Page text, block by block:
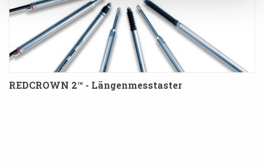
REDCROWN 2™ - Längenmesstaster